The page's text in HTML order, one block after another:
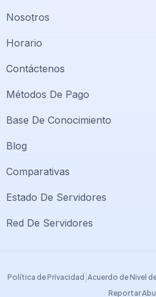
Nosotros
Horario
Contáctenos
Métodos De Pago
Base De Conocimiento
Blog
Comparativas
Estado De Servidores
Red De Servidores
Política de Privacidad Acuerdo de Nivel
Reportar